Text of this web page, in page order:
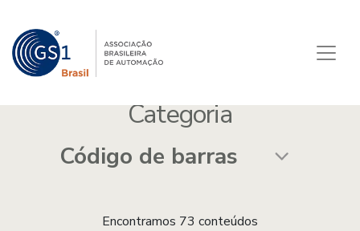
Categoria
Encontramos 73 conteúdos